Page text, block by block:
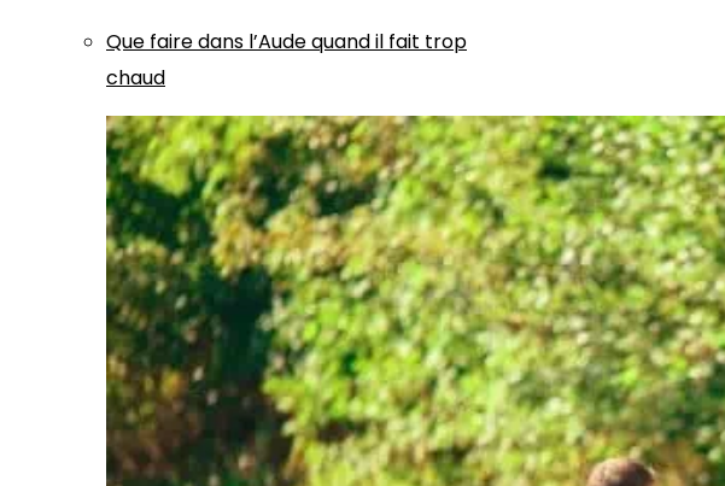
Que faire dans l’Aude quand il fait trop
chaud